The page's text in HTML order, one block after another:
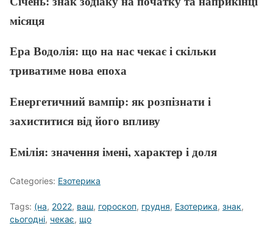
місяця
Ера Водолія: що на нас чекає і скільки
триватиме нова епоха
Енергетичний вампір: як розпізнати і
захиститися від його впливу
Емілія: значення імені, характер і доля
Categories: Езотерика
Tags: (на, 2022, ваш, гороскоп, грудня, Езотерика, знак,
сьогодні, чекає, що